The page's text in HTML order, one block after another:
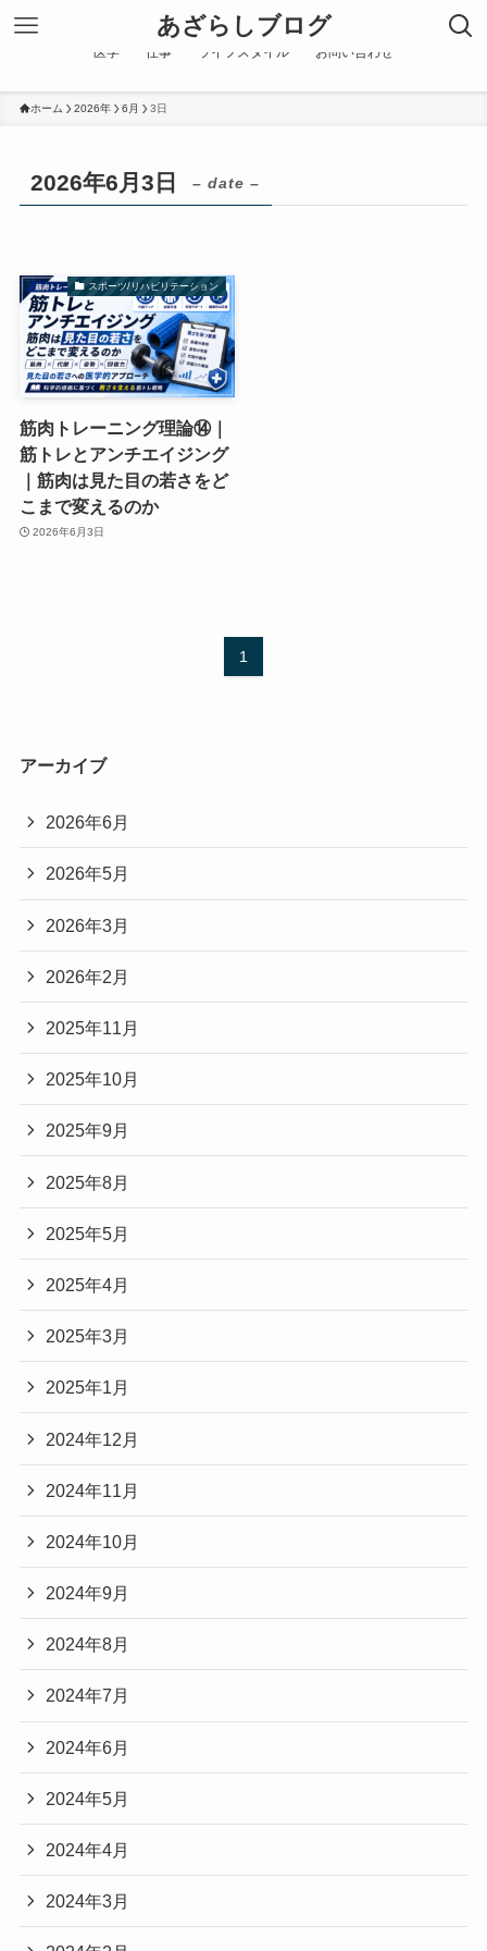
あざらしブログ
医学 仕事 ライフスタイル お問い合わせ
ホーム 2026年 6月 3日
2026年6月3日 – date –
スポーツ/リハビリテーション
筋肉トレーニング理論⑭｜
筋トレとアンチエイジング
｜筋肉は見た目の若さをど
こまで変えるのか
2026年6月3日
1
アーカイブ
2026年6月
2026年5月
2026年3月
2026年2月
2025年11月
2025年10月
2025年9月
2025年8月
2025年5月
2025年4月
2025年3月
2025年1月
2024年12月
2024年11月
2024年10月
2024年9月
2024年8月
2024年7月
2024年6月
2024年5月
2024年4月
2024年3月